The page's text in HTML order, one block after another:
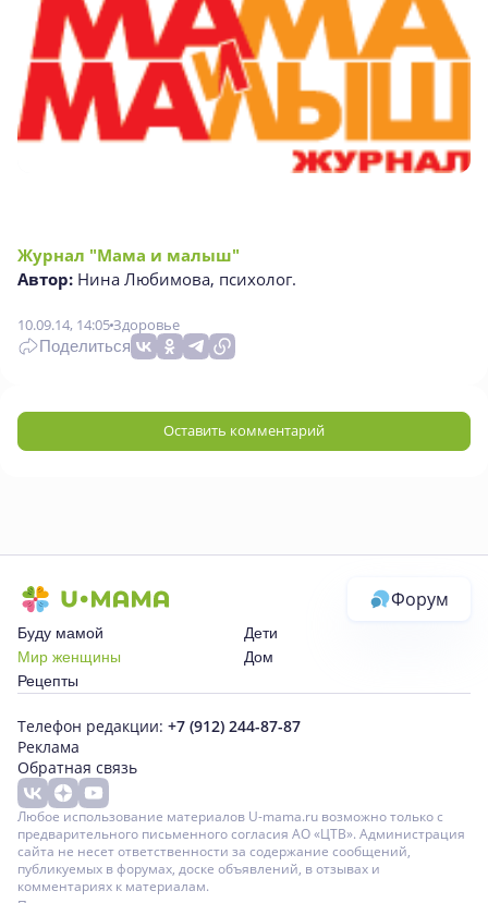
Журнал "Мама и малыш"
Автор: Нина Любимова, психолог.
10.09.14, 14:05Здоровье
Поделиться
Оставить комментарий
Форум
Буду мамой
Дети
Мир женщины
Дом
Рецепты
Телефон редакции: +7 (912) 244-87-87
Реклама
Обратная связь
Любое использование материалов U-mama.ru возможно только с
предварительного письменного согласия АО «ЦТВ». Администрация
сайта не несет ответственности за содержание сообщений,
публикуемых в форумах, доске объявлений, в отзывах и
комментариях к материалам.